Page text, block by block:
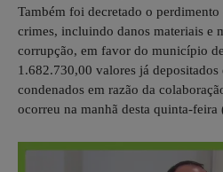
Também foi decretado o
crimes, incluindo danos materiais e
corrupção, em favor do município
1.682.730,00 valores já depositados
condenados em razão da
ocorreu na manhã desta quinta-feira